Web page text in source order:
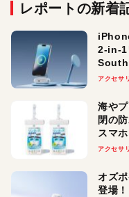
レポートの新着
2-in-1
South
ース
アクセサリ
海や
閉の
スマ
アクセサリ
オズ
登場